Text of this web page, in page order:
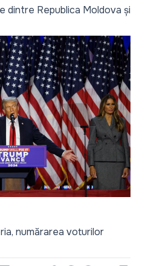
dintre Republica Moldova și
numărarea voturilor